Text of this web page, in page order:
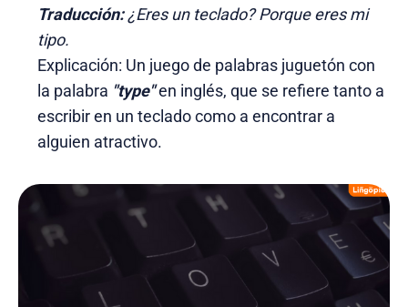
Traducción:¿Eres un teclado? Porque eres mi
tipo.
Explicación: Un juego de palabras juguetón con
la palabra "type"en inglés, que se refiere tanto a
escribir en un teclado como a encontrar a
alguien atractivo.